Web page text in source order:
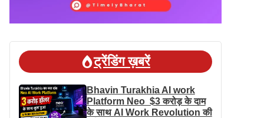
ट्रेंडिंग ख़बरें
Bhavin Turakhia AI work
Platform Neo $3 करोड़ के दाम
के साथ AI Work Revolution की